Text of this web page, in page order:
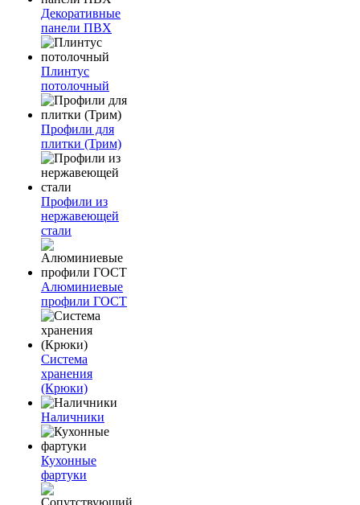
Декоративные
панели ПВХ
Плинтус
потолочный
Профили для
плитки (Трим)
Профили из
нержавеющей
стали
Алюминиевые
профили ГОСТ
Система
хранения
(Крюки)
Наличники
Кухонные
фартуки